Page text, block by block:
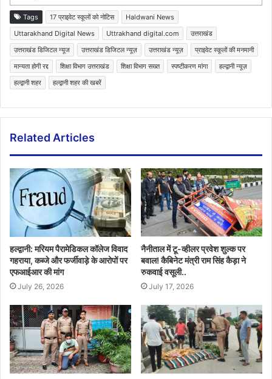
Tags 17 प्राइवेट स्कूलों को नोटिस
Haldwani News
Uttarakhand Digital News
Uttrakhand digital.com
उत्तराखंड
उत्तराखंड डिजिटल न्यूज
उत्तराखंड डिजिटल न्यूज़ उत्तराखंड न्यूज़
प्राइवेट स्कूलों की मनमानी
मान्यता होगी रद्द
शिक्षा विभाग उत्तराखंड शिक्षा विभाग सख्त स्पष्टीकरण मांगा
हल्द्वानी न्यूज़
हल्द्वानी शहर
हल्द्वानी शहर की खबरें
Related Articles
हल्द्वानी: मरियम पैरामेडिकल कॉलेज विवाद
गहराया, कब्जे और फर्जीवाड़े के आरोपों पर
एफआईआर की मांग
July 26, 2026
नैनीताल में टू-व्हीलर प्रवेश शुल्क पर
बवाल! कैबिनेट मंत्री राम सिंह कैड़ा ने
रुकवाई वसूली..
July 17, 2026